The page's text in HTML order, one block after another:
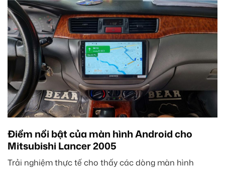
Điểm nổi bật của màn hình Android cho
Mitsubishi Lancer 2005
Trải nghiệm thực tế cho thấy các dòng màn hình